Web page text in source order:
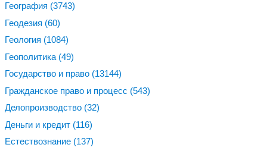
География (3743)
Геодезия (60)
Геология (1084)
Геополитика (49)
Государство и право (13144)
Гражданское право и процесс (543)
Делопроизводство (32)
Деньги и кредит (116)
Естествознание (137)